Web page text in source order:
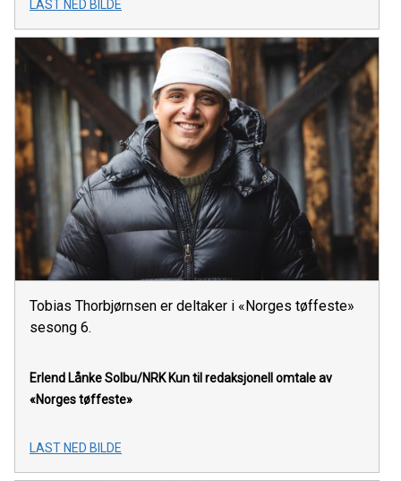
LAST NED BILDE
Tobias Thorbjørnsen er deltaker i «Norges tøffeste»
sesong 6.
Erlend Lånke Solbu/NRK Kun til redaksjonell omtale av
«Norges tøffeste»
LAST NED BILDE